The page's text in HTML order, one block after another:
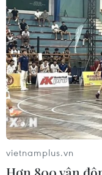
vietnamplus.vn